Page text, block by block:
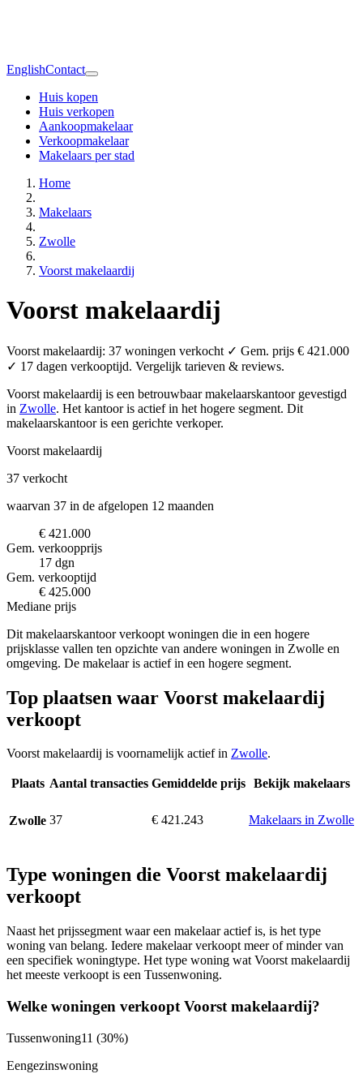
EnglishContact
Huis kopen
Huis verkopen
Aankoopmakelaar
Verkoopmakelaar
Makelaars per stad
Home
Makelaars
Zwolle
Voorst makelaardij
Voorst makelaardij
Voorst makelaardij: 37 woningen verkocht ✓ Gem. prijs € 421.000
✓ 17 dagen verkooptijd. Vergelijk tarieven & reviews.
Voorst makelaardij is een betrouwbaar makelaarskantoor gevestigd
in Zwolle. Het kantoor is actief in het hogere segment. Dit
makelaarskantoor is een gerichte verkoper.
Voorst makelaardij
37 verkocht
waarvan 37 in de afgelopen 12 maanden
€ 421.000
Gem. verkoopprijs
17 dgn
Gem. verkooptijd
€ 425.000
Mediane prijs
Dit makelaarskantoor verkoopt woningen die in een hogere
prijsklasse vallen ten opzichte van andere woningen in Zwolle en
omgeving. De makelaar is actief in een hogere segment.
Top plaatsen waar Voorst makelaardij
verkoopt
Voorst makelaardij is voornamelijk actief in Zwolle.
Plaats Aantal transacties Gemiddelde prijs Bekijk makelaars
Zwolle 37 € 421.243 Makelaars in Zwolle
Type woningen die Voorst makelaardij
verkoopt
Naast het prijssegment waar een makelaar actief is, is het type
woning van belang. Iedere makelaar verkoopt meer of minder van
een specifiek woningtype. Het type woning wat Voorst makelaardij
het meeste verkoopt is een Tussenwoning.
Welke woningen verkoopt Voorst makelaardij?
Tussenwoning11 (30%)
Eengezinswoning